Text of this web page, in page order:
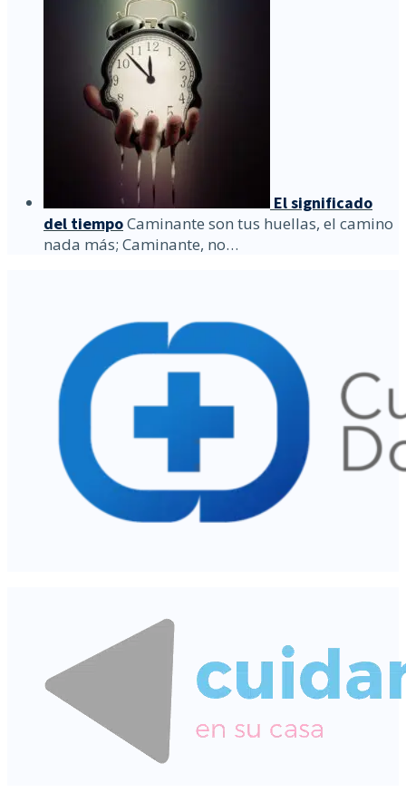
El significado
del tiempoCaminante son tus huellas, el camino
nada más; Caminante, no…